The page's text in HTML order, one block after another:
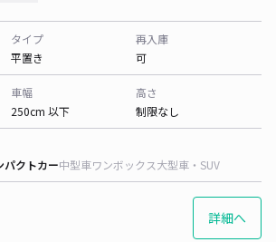
タイプ
平置き
再入庫
可
車幅
250cm 以下
高さ
制限なし
パクトカー中型車ワンボックス大型車・SUV
詳細へ